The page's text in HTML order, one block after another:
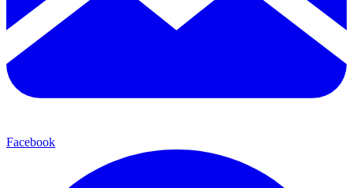
Facebook